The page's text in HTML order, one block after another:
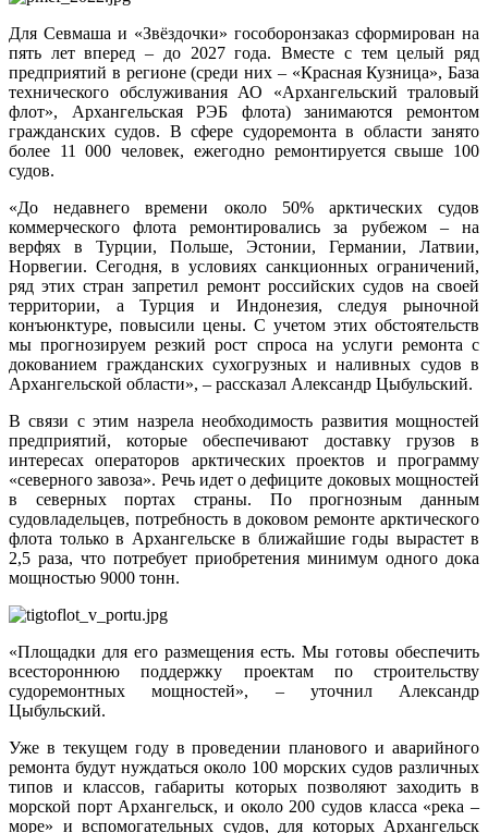
Для Севмаша и «Звёздочки» гособоронзаказ сформирован на
пять лет вперед – до 2027 года. Вместе с тем целый ряд
предприятий в регионе (среди них – «Красная Кузница», База
технического обслуживания АО «Архангельский траловый
флот», Архангельская РЭБ флота) занимаются ремонтом
гражданских судов. В сфере судоремонта в области занято
более 11 000 человек, ежегодно ремонтируется свыше 100
судов.
«До недавнего времени около 50% арктических судов
коммерческого флота ремонтировались за рубежом – на
верфях в Турции, Польше, Эстонии, Германии, Латвии,
Норвегии. Сегодня, в условиях санкционных ограничений,
ряд этих стран запретил ремонт российских судов на своей
территории, а Турция и Индонезия, следуя рыночной
конъюнктуре, повысили цены. С учетом этих обстоятельств
мы прогнозируем резкий рост спроса на услуги ремонта с
докованием гражданских сухогрузных и наливных судов в
Архангельской области», – рассказал Александр Цыбульский.
В связи с этим назрела необходимость развития мощностей
предприятий, которые обеспечивают доставку грузов в
интересах операторов арктических проектов и программу
«северного завоза». Речь идет о дефиците доковых мощностей
в северных портах страны. По прогнозным данным
судовладельцев, потребность в доковом ремонте арктического
флота только в Архангельске в ближайшие годы вырастет в
2,5 раза, что потребует приобретения минимум одного дока
мощностью 9000 тонн.
«Площадки для его размещения есть. Мы готовы обеспечить
всестороннюю поддержку проектам по строительству
судоремонтных мощностей», – уточнил Александр
Цыбульский.
Уже в текущем году в проведении планового и аварийного
ремонта будут нуждаться около 100 морских судов различных
типов и классов, габариты которых позволяют заходить в
морской порт Архангельск, и около 200 судов класса «река –
море» и вспомогательных судов, для которых Архангельск